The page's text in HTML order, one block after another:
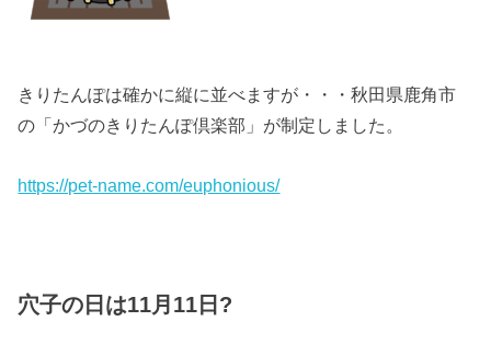
きりたんぽは確かに縦に並べますが・・・秋田県鹿角市
の「かづのきりたんぽ倶楽部」が制定しました。
https://pet-name.com/euphonious/
穴子の日は11月11日?